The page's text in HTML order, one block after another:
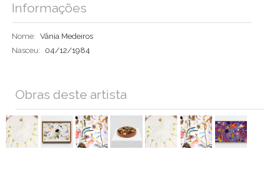
Informações
Nome: Vânia Medeiros
Nasceu:
04/12/1984
Obras deste artista